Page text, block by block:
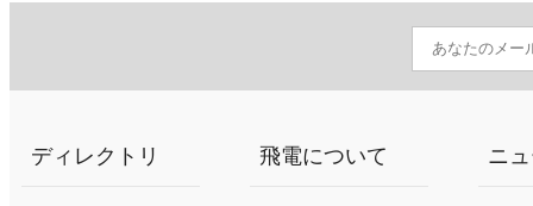
ディレクトリ 飛電について ニ